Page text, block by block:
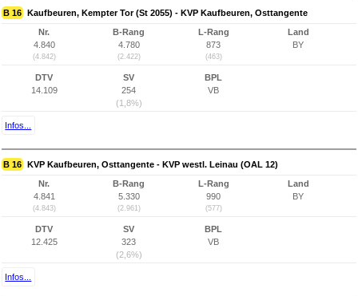
B 16 Kaufbeuren, Kempter Tor (St 2055) - KVP Kaufbeuren, Osttangente
Nr.
4.840
(4.842)
B-Rang
4.780
(2.422)
L-Rang
873
(463)
Land
BY
DTV
14.109
SV
254
(1,8%)
BPL
VB
Infos...
B 16 KVP Kaufbeuren, Osttangente - KVP westl. Leinau (OAL 12)
Nr.
4.841
(4.843)
B-Rang
5.330
(2.961)
L-Rang
990
(577)
Land
BY
DTV
12.425
SV
323
(2,6%)
BPL
VB
Infos...